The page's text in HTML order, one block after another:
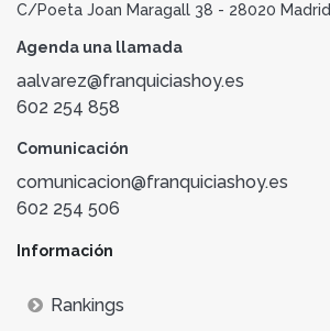
C/Poeta Joan Maragall 38 - 28020 Madrid
Agenda una llamada
aalvarez@franquiciashoy.es
602 254 858
Comunicación
comunicacion@franquiciashoy.es
602 254 506
Información
Rankings